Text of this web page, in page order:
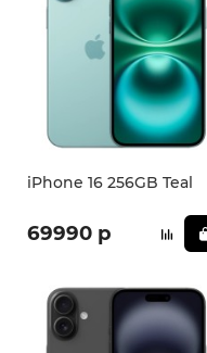
iPhone 16 256GB Teal
69990 р